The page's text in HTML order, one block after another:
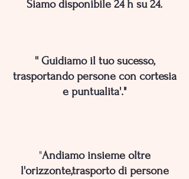
Siamo disponibile 24 h su 24.
'' Guidiamo il tuo sucesso,
trasportando persone con cortesia
e puntualita'."
"Andiamo insieme oltre
l'orizzonte,trasporto di persone